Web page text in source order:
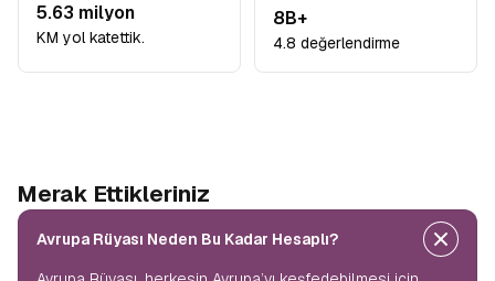
5.63 milyon
KM yol katettik.
8B+
4.8 değerlendirme
Merak Ettikleriniz
Avrupa Rüyası Neden Bu Kadar Hesaplı?